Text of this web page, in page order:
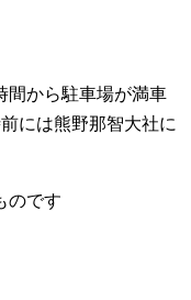
間から駐車場が満車
には熊野那智大社に
のです